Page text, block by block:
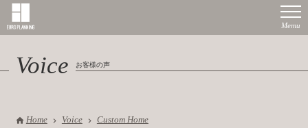
Voice お客様の声
Home Voice
Custom Home